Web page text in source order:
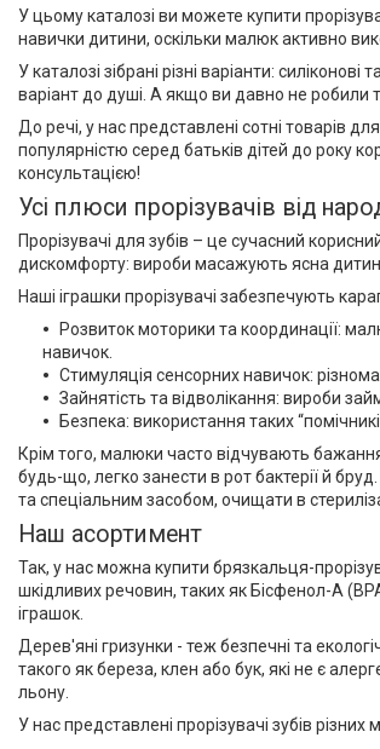
У цьому каталозі ви можете купити
навички дитини, оскільки малюк активно
У каталозі зібрані різні варіанти:
варіант до душі. А якщо ви давно не робили
До речі, у нас представлені сотні товарів
популярністю серед батьків дітей до року
консультацією!
Усі плюси прорізувачів від
Прорізувачі для зубів – це сучасний
дискомфорту: вироби масажують ясна
Наші іграшки прорізувачі забезпечують
Розвиток моторики та координації:
навичок.
Стимуляція сенсорних навичок:
Зайнятість та відволікання: вироби
Безпека: використання таких
Крім того, малюки часто відчувають
будь-що, легко занести в рот бактерії й
та спеціальним засобом, очищати в
Наш асортимент
Так, у нас можна купити брязкальця-
шкідливих речовин, таких як Бісфенол-А
іграшок.
Дерев'яні гризунки - теж безпечні та
такого як береза, клен або бук, які не є
льону.
У нас представлені прорізувачі зубів